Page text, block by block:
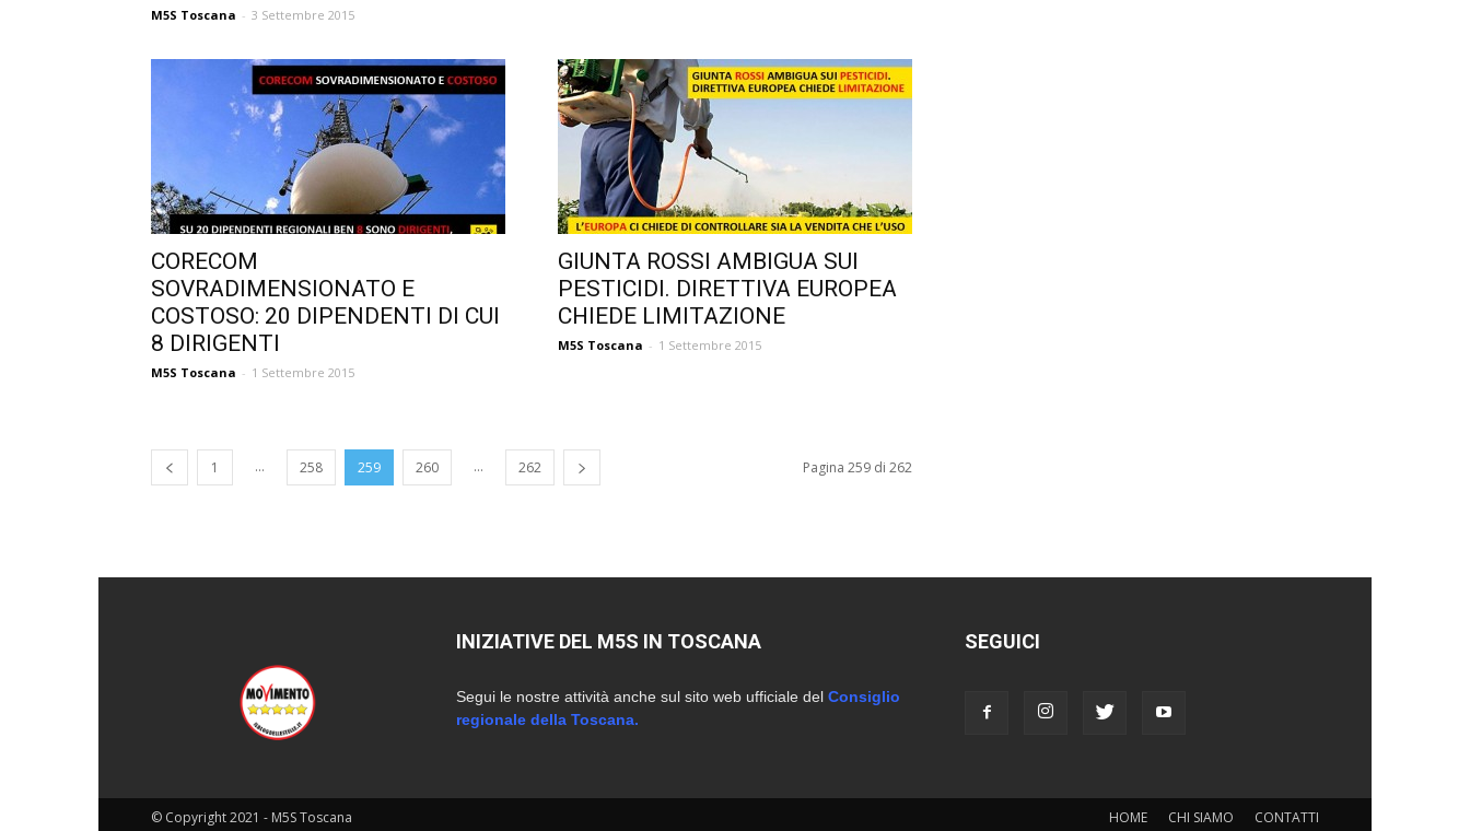
M5S Toscana - 3 Settembre 2015
CORECOM
SOVRADIMENSIONATO E
COSTOSO: 20 DIPENDENTI DI CUI
8 DIRIGENTI
M5S Toscana - 1 Settembre 2015
GIUNTA ROSSI AMBIGUA SUI
PESTICIDI. DIRETTIVA EUROPEA
CHIEDE LIMITAZIONE
M5S Toscana - 1 Settembre 2015
1 ... 258 259 260 ... 262 Pagina 259 di 262
INIZIATIVE DEL M5S IN TOSCANA
Segui le nostre attività anche sul sito web ufficiale del Consiglio
regionale della Toscana.
SEGUICI
HOME CHI SIAMO CONTATTI
© Copyright 2021 - M5S Toscana